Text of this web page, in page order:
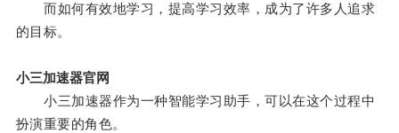
而如何有效地学习，提高学习效率，成为了许多人追求
的目标。
小三加速器官网
小三加速器作为一种智能学习助手，可以在这个过程中
扮演重要的角色。